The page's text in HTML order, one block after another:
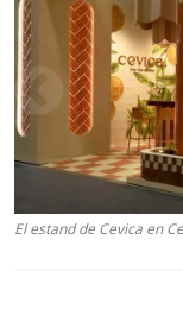
El estand de Cevica en